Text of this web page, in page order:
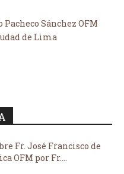
Sánchez OFM
de Lima
Fr. José Francisco de
OFM por Fr....